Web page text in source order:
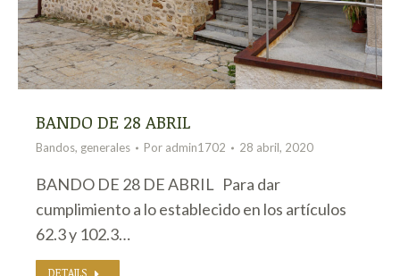
BANDO DE 28 ABRIL
Bandos, generales Por admin1702 28 abril, 2020
BANDO DE 28 DE ABRIL Para dar
cumplimiento a lo establecido en los artículos
62.3 y 102.3…
DETAILS